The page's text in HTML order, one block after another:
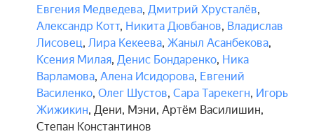
Евгения Медведева, Дмитрий Хрусталёв,
Александр Котт, Никита Дювбанов, Владислав
Лисовец, Лира Кекеева, Жаныл Асанбекова,
Ксения Милая, Денис Бондаренко, Ника
Варламова, Алена Исидорова, Евгений
Василенко, Олег Шустов, Сара Тарекегн, Игорь
Жижикин, Дени, Мэни, Артём Василишин,
Степан Константинов